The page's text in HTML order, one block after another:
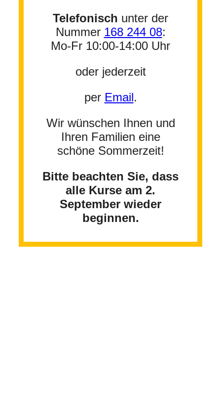
Telefonisch unter der
Nummer 168 244 08:
Mo-Fr 10:00-14:00 Uhr
oder jederzeit
per Email.
Wir wünschen Ihnen und
Ihren Familien eine
schöne Sommerzeit!
Bitte beachten Sie, dass
alle Kurse am 2.
September wieder
beginnen.